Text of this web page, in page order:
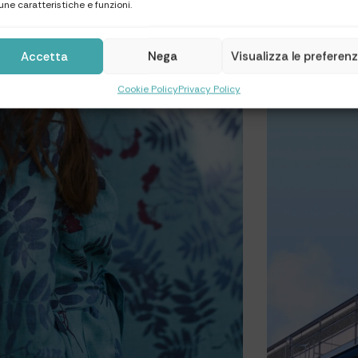
caratteristiche e funzioni.
Accetta Nega Visualizza le
Cookie PolicyPrivacy Policy